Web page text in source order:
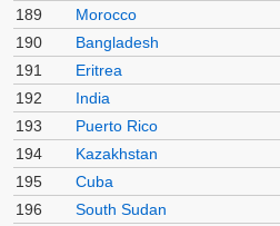
189
Morocco
190
Bangladesh
191
Eritrea
192
India
193
Puerto Rico
194
Kazakhstan
195
Cuba
196
South Sudan